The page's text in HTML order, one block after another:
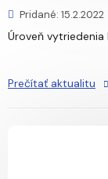
Pridané: 15.2.2022
Úroveň vytriedenia
Prečítať aktualitu